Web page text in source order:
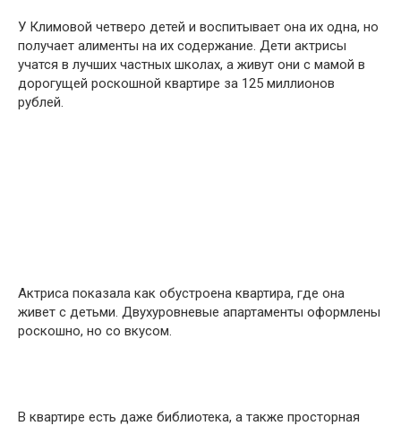
У Климовой четверо детей и воспитывает она их одна, но
получает алименты на их содержание. Дети актрисы
учатся в лучших частных школах, а живут они с мамой в
дорогущей роскошной квартире за 125 миллионов
рублей.
Актриса показала как обустроена квартира, где она
живет с детьми. Двухуровневые апартаменты оформлены
роскошно, но со вкусом.
В квартире есть даже библиотека, а также просторная